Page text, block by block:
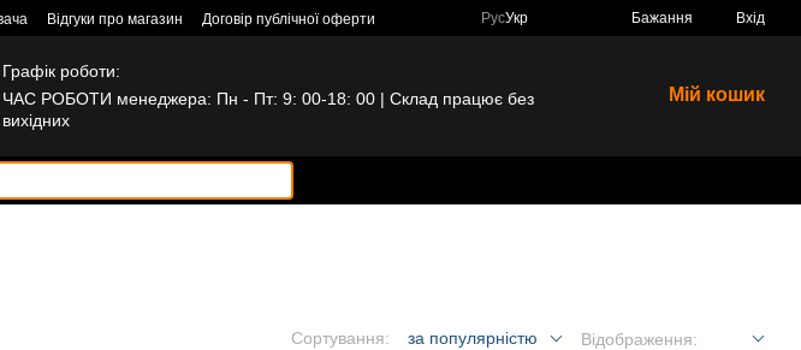
Відгуки про магазин Договір публічної оферти РусУкр Бажання Вхід
Графік роботи:
ЧАС РОБОТИ менеджера: Пн - Пт: 9: 00-18: 00 | Склад працює без
вихідних
Мій кошик
Сортування: за популярністю Відображення: